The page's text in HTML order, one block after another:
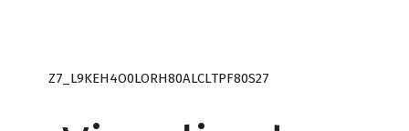
Z7_L9KEH4O0LORH80ALCLTPF80S27